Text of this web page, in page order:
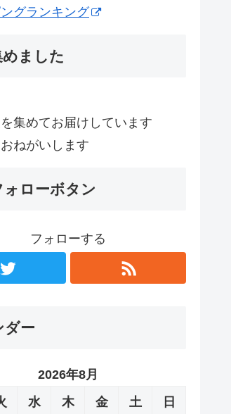
グランキング
ました
集めてお届けしています
ねがいします
ォローボタン
フォローする
ダー
2026年8月
水 木 金 土 日